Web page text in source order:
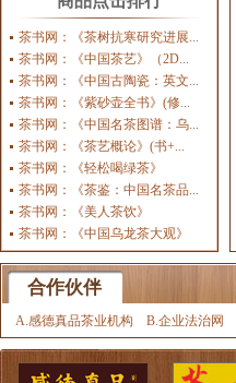
茶书网：《茶树抗寒研究进展...
茶书网：《中国茶艺》（2D...
茶书网：《中国古陶瓷：英文...
茶书网：《紫砂壶全书》(修...
茶书网：《中国名茶图谱：乌...
茶书网：《茶艺概论》(书+...
茶书网：《轻松喝绿茶》
茶书网：《茶鉴：中国名茶品...
茶书网：《美人茶饮》
茶书网：《中国乌龙茶大观》
合作伙伴
A.感德真品茶业机构 B.企业法治网